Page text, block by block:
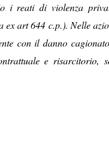
i reati di violenza
ex art 644 c.p.). Nelle
con il danno
e risarcitorio,